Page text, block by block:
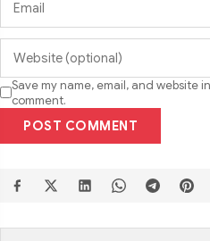
Save my name, email, and website
comment.
POST COMMENT